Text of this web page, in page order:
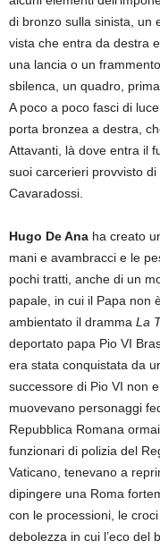
di bronzo sulla sinista, un
vista che entra da destra
una lancia o un
sbilenca, un quadro,
A poco a poco fasci di
porta bronzea a destra,
Attavanti, là dove entra il
suoi carcerieri provvisto
Cavaradossi.
Hugo De Ana ha creato
mani e avambracci e le
pochi tratti, anche di un
papale, in cui il Papa non
ambientato il dramma La
deportato papa Pio VI
era stata conquistata da
successore di Pio VI non
muovevano personaggi
Repubblica Romana
funzionari di polizia del
Vaticano, tenevano a
dipingere una Roma
con le processioni, le
debolezza in cui l’eco del